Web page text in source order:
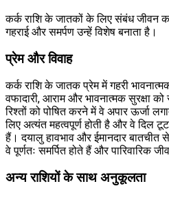
कर्क राशि के जातकों के लिए संबंध जीवन
गहराई और समर्पण उन्हें विशेष बनाता है।
प्रेम और विवाह
कर्क राशि के जातक प्रेम में गहरी
वफादारी, आराम और भावनात्मक सुरक्षा
रिश्तों को पोषित करने में वे अपार ऊर्जा
लिए अत्यंत महत्वपूर्ण होती है और वे दिल
हैं। दयालु हावभाव और ईमानदार बातचीत
वे पूर्णतः समर्पित होते हैं और पारिवारिक
अन्य राशियों के साथ अनुकूलता